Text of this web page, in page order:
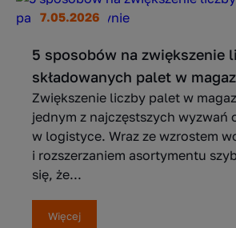
7.05.2026
5 sposobów na zwiększenie
składowanych palet w
Zwiększenie liczby palet w
jednym z najczęstszych wyzwań
w logistyce. Wraz ze wzrostem
i rozszerzaniem asortymentu
się, że...
Więcej